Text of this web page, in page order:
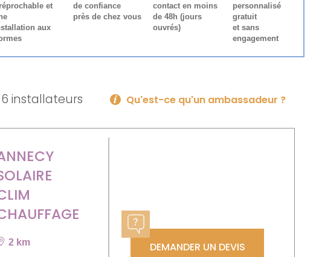
et
aux
de confiance
près de chez vous
contact en moins
de 48h (jours
ouvrés)
personnalisé
gratuit
et sans
engagement
6 installateurs Qu'est-ce qu'un ambassadeur ?
2 km
DEMANDER UN DEVIS